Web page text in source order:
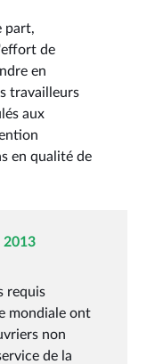
part,
de
en
travailleurs
aux
en qualité de
2013
requis
mondiale ont
non
de la